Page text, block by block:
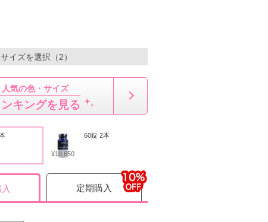
イズを選択（2）
人気の色・サイズ
キングを見る
¥10,650
60錠 2本
定期購入